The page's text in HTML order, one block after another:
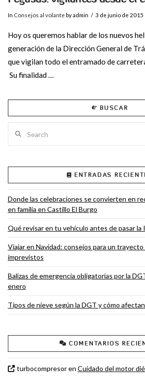
VIEW POST
In Consejos al volante by admin 3 de junio de 2015
Hoy os queremos hablar de los nuevos
generación de la Dirección General de
que vigilan todo el entramado de
Su finalidad …
BUSCAR
ENTRADAS
Donde las celebraciones se convierten en
en familia en Castillo El Burgo
Qué revisar en tu vehículo antes de pasar la
Viajar en Navidad: consejos para un
imprevistos
Balizas de emergencia obligatorias por la
enero
Tipos de nieve según la DGT y cómo
COMENTARIOS
turbocompresoren Cuidado del motor